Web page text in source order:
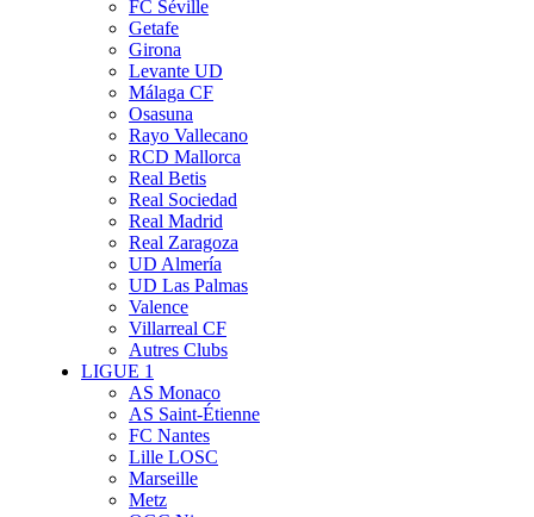
FC Séville
Getafe
Girona
Levante UD
Málaga CF
Osasuna
Rayo Vallecano
RCD Mallorca
Real Betis
Real Sociedad
Real Madrid
Real Zaragoza
UD Almería
UD Las Palmas
Valence
Villarreal CF
Autres Clubs
LIGUE 1
AS Monaco
AS Saint-Étienne
FC Nantes
Lille LOSC
Marseille
Metz